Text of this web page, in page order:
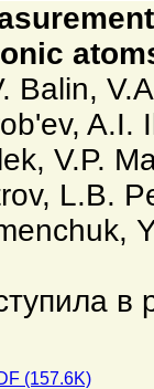
Balin,
, A.I.
, V.P.
, L.B.
,
в
(157.6K)